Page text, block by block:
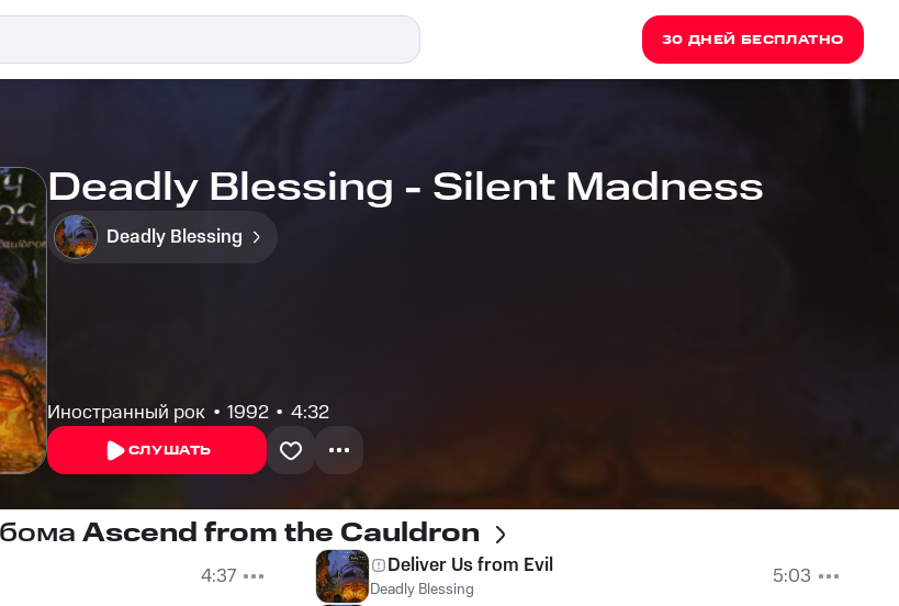
30 ДНЕЙ БЕСПЛАТНО
Deadly Blessing - Silent Madness
Deadly Blessing
Иностранный рок 1992 4:32
СЛУШАТЬ
Ascend from the Cauldron
4:37
Deliver Us from Evil
Deadly Blessing
5:03